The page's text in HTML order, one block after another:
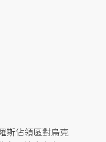
斯佔領區對烏克